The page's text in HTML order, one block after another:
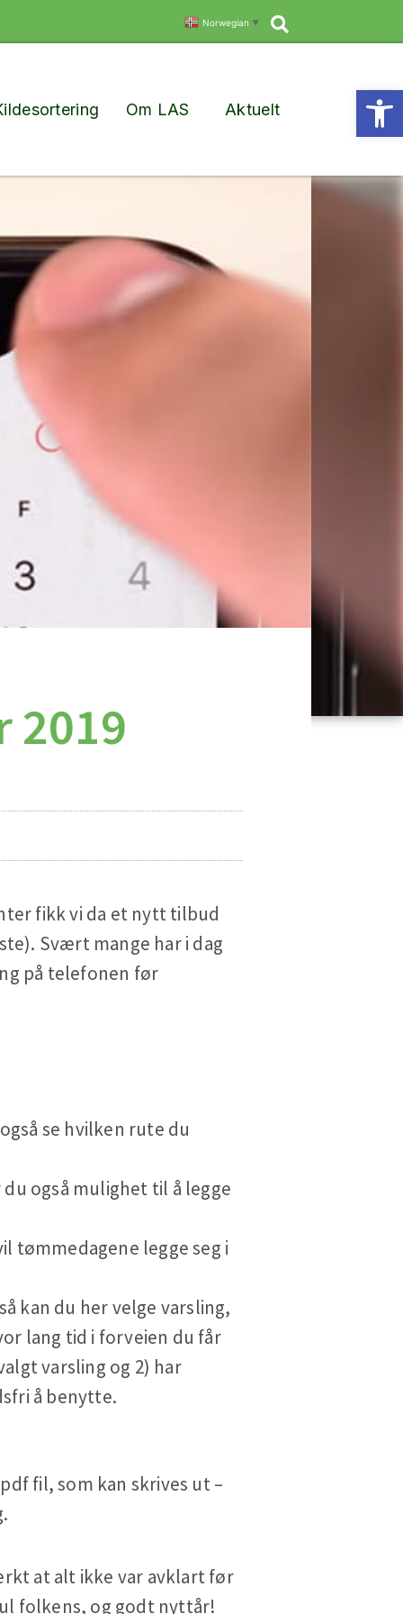
Norwegian ▼ Søk
Om LAS Aktuelt
2019
fikk vi da et nytt tilbud
Svært mange har i dag
på telefonen før
se hvilken rute du
også mulighet til å legge
tømmedagene legge seg i
kan du her velge varsling,
lang tid i forveien du får
varsling og 2) har
å benytte.
fil, som kan skrives ut –
at alt ikke var avklart før
folkens, og godt nyttår!